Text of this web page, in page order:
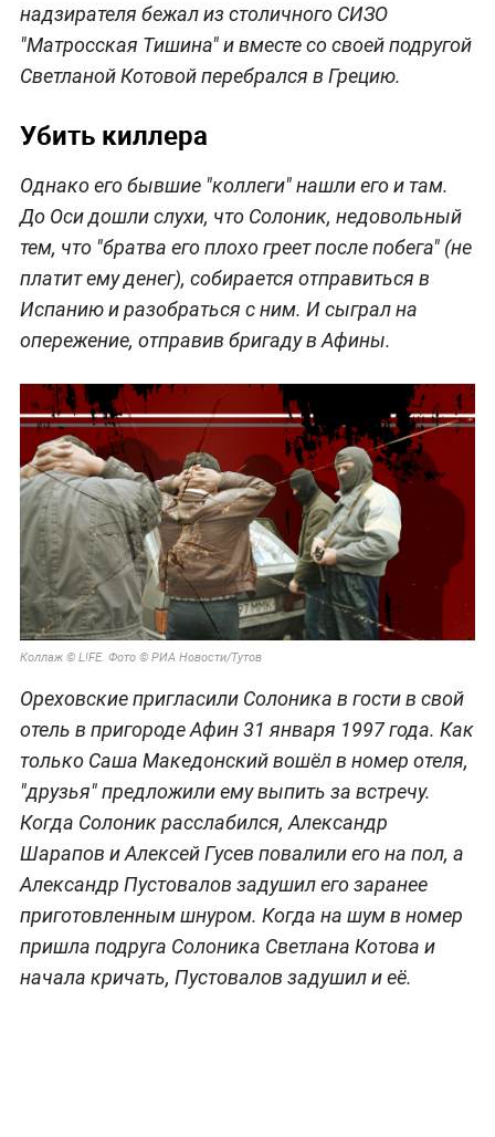
надзирателя бежал из столичного СИЗО
"Матросская Тишина" и вместе со своей подругой
Светланой Котовой перебрался в Грецию.
Убить киллера
Однако его бывшие "коллеги" нашли его и там.
До Оси дошли слухи, что Солоник, недовольный
тем, что "братва его плохо греет после побега" (не
платит ему денег), собирается отправиться в
Испанию и разобраться с ним. И сыграл на
опережение, отправив бригаду в Афины.
Коллаж © L!FE. Фото © РИА Новости/Тутов
Ореховские пригласили Солоника в гости в свой
отель в пригороде Афин 31 января 1997 года. Как
только Саша Македонский вошёл в номер отеля,
"друзья" предложили ему выпить за встречу.
Когда Солоник расслабился, Александр
Шарапов и Алексей Гусев повалили его на пол, а
Александр Пустовалов задушил его заранее
приготовленным шнуром. Когда на шум в номер
пришла подруга Солоника Светлана Котова и
начала кричать, Пустовалов задушил и её.